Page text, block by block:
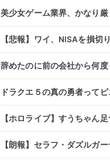
美少女ゲーム業界、かなり厳
【悲報】ワイ、NISAを損切り
辞めたのに前の会社から何
持っていく手土産は何がい
は車をどこに駐めるの？」
ドラクエ５の真の勇者って
【ホロライブ】すうちゃん
026】
【朗報】セラフ・ダズルガ